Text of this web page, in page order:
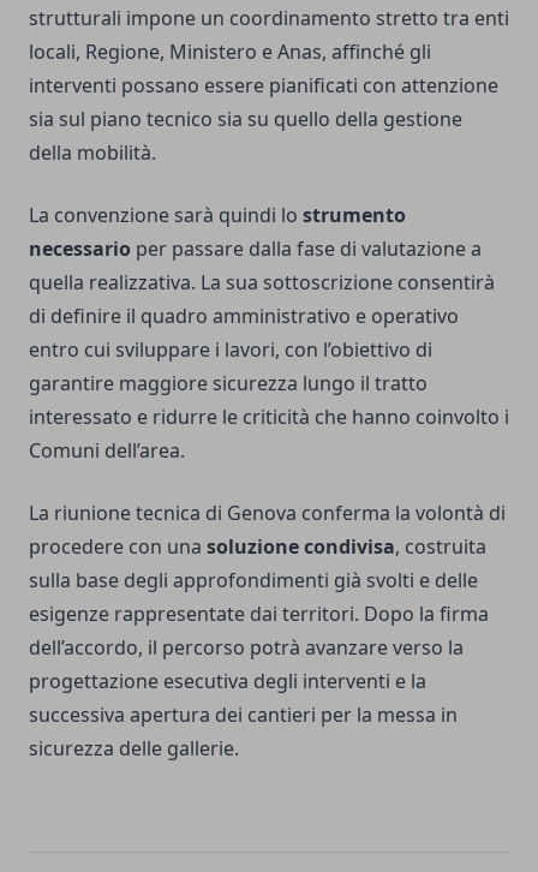
strutturali impone un coordinamento stretto tra enti
locali, Regione, Ministero e Anas, affinché gli
interventi possano essere pianificati con attenzione
sia sul piano tecnico sia su quello della gestione
della mobilità.
La convenzione sarà quindi lo strumento
necessario per passare dalla fase di valutazione a
quella realizzativa. La sua sottoscrizione consentirà
di definire il quadro amministrativo e operativo
entro cui sviluppare i lavori, con l’obiettivo di
garantire maggiore sicurezza lungo il tratto
interessato e ridurre le criticità che hanno coinvolto i
Comuni dell’area.
La riunione tecnica di Genova conferma la volontà di
procedere con una soluzione condivisa, costruita
sulla base degli approfondimenti già svolti e delle
esigenze rappresentate dai territori. Dopo la firma
dell’accordo, il percorso potrà avanzare verso la
progettazione esecutiva degli interventi e la
successiva apertura dei cantieri per la messa in
sicurezza delle gallerie.